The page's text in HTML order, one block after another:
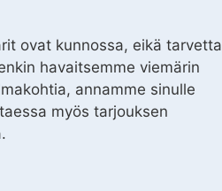
ovat kunnossa, eikä tarvetta
havaitsemme viemärin
annamme sinulle
myös tarjouksen